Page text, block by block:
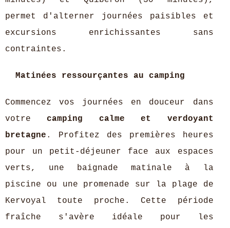
permet d'alterner journées paisibles et
excursions enrichissantes sans
contraintes.
Matinées ressourçantes au camping
Commencez vos journées en douceur dans
votrecamping calme et verdoyant
bretagne . Profitez des premières heures
pour un petit-déjeuner face aux espaces
verts, une baignade matinale à la
piscine ou une promenade sur la plage de
Kervoyal toute proche. Cette période
fraîche s'avère idéale pour les